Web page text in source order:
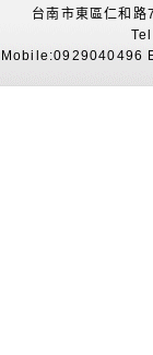
台南市東區仁和
Mobile:0929040496